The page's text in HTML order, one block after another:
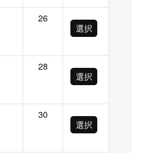
26
選択
28
選択
30
選択